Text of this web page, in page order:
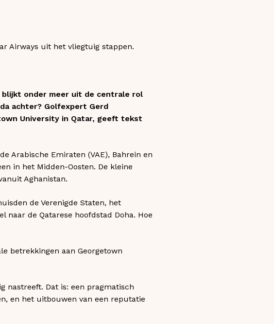
Airways uit het vliegtuig stappen.
blijkt onder meer uit de centrale rol
achter? Golfexpert Gerd
University in Qatar, geeft tekst
Arabische Emiraten (VAE), Bahrein en
in het Midden-Oosten. De kleine
Aghanistan.
de Verenigde Staten, het
naar de Qatarese hoofdstad Doha. Hoe
betrekkingen aan Georgetown
nastreeft. Dat is: een pragmatisch
en het uitbouwen van een reputatie